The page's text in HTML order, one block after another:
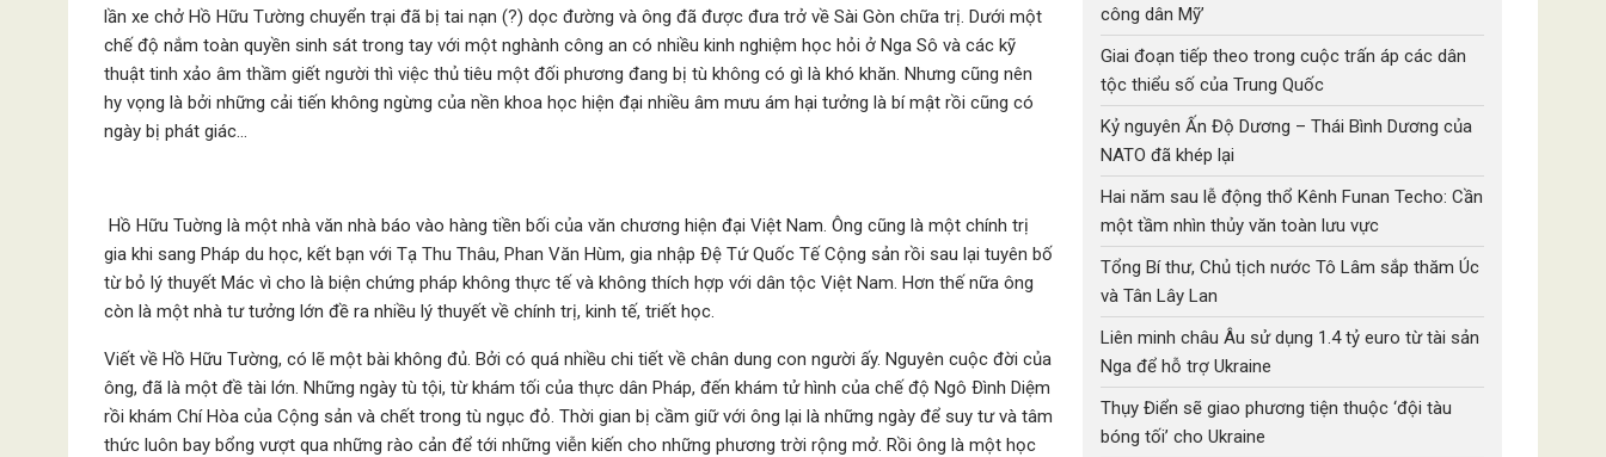
lần xe chở Hồ Hữu Tường chuyển trại đã bị tai nạn (?) dọc đường và ông đã được đưa trở về Sài Gòn chữa trị. Dưới một
chế độ nắm toàn quyền sinh sát trong tay với một nghành công an có nhiều kinh nghiệm học hỏi ở Nga Sô và các kỹ
thuật tinh xảo âm thầm giết người thì việc thủ tiêu một đối phương đang bị tù không có gì là khó khăn. Nhưng cũng nên
hy vọng là bởi những cải tiến không ngừng của nền khoa học hiện đại nhiều âm mưu ám hại tưởng là bí mật rồi cũng có
ngày bị phát giác…
Hồ Hữu Tuờng là một nhà văn nhà báo vào hàng tiền bối của văn chương hiện đại Việt Nam. Ông cũng là một chính trị
gia khi sang Pháp du học, kết bạn với Tạ Thu Thâu, Phan Văn Hùm, gia nhập Ðệ Tứ Quốc Tế Cộng sản rồi sau lại tuyên bố
từ bỏ lý thuyết Mác vì cho là biện chứng pháp không thực tế và không thích hợp với dân tộc Việt Nam. Hơn thế nữa ông
còn là một nhà tư tưởng lớn đề ra nhiều lý thuyết về chính trị, kinh tế, triết học.
Viết về Hồ Hữu Tường, có lẽ một bài không đủ. Bởi có quá nhiều chi tiết về chân dung con người ấy. Nguyên cuộc đời của
ông, đã là một đề tài lớn. Những ngày tù tội, từ khám tối của thực dân Pháp, đến khám tử hình của chế độ Ngô Ðình Diệm
rồi khám Chí Hòa của Cộng sản và chết trong tù ngục đỏ. Thời gian bị cầm giữ với ông lại là những ngày để suy tư và tâm
thức luôn bay bổng vượt qua những rào cản để tới những viễn kiến cho những phương trời rộng mở. Rồi ông là một học
công dân Mỹ’
Giai đoạn tiếp theo trong cuộc trấn áp các dân
tộc thiểu số của Trung Quốc
Kỷ nguyên Ấn Độ Dương – Thái Bình Dương của
NATO đã khép lại
Hai năm sau lễ động thổ Kênh Funan Techo: Cần
một tầm nhìn thủy văn toàn lưu vực
Tổng Bí thư, Chủ tịch nước Tô Lâm sắp thăm Úc
và Tân Lây Lan
Liên minh châu Âu sử dụng 1.4 tỷ euro từ tài sản
Nga để hỗ trợ Ukraine
Thụy Điển sẽ giao phương tiện thuộc ‘đội tàu
bóng tối’ cho Ukraine